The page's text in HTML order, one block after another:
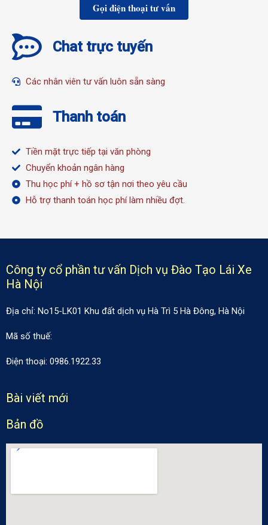
Gọi điện thoại tư vấn
Chat trực tuyến
Các nhân viên tư vấn luôn sẵn sàng
Thanh toán
Tiền mặt trực tiếp tại văn phòng
Chuyển khoản ngân hàng
Thu học phí + hồ sơ tận nơi theo yêu cầu
Hỗ trợ thanh toán học phí làm nhiều đợt.
Công ty cổ phần tư vấn Dịch vụ Đào Tạo Lái Xe
Hà Nội
Địa chỉ: No15-LK01 Khu đất dịch vụ Hà Trì 5 Hà Đông, Hà Nội
Mã số thuế:
Điện thoại: 0986.1922.33
Bài viết mới
Bản đồ